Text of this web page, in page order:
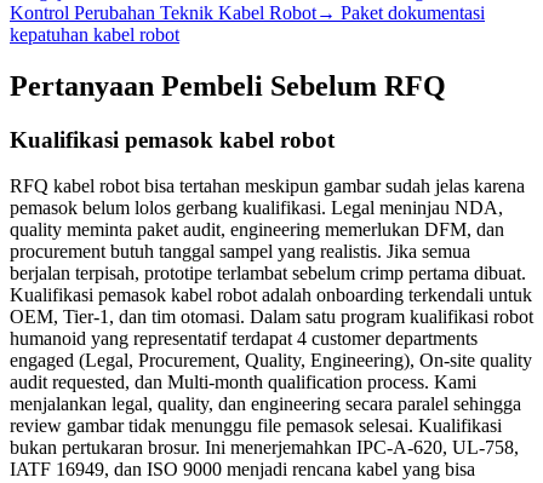
Kontrol Perubahan Teknik Kabel Robot→ Paket dokumentasi
kepatuhan kabel robot
Pertanyaan Pembeli Sebelum RFQ
Kualifikasi pemasok kabel robot
RFQ kabel robot bisa tertahan meskipun gambar sudah jelas karena
pemasok belum lolos gerbang kualifikasi. Legal meninjau NDA,
quality meminta paket audit, engineering memerlukan DFM, dan
procurement butuh tanggal sampel yang realistis. Jika semua
berjalan terpisah, prototipe terlambat sebelum crimp pertama dibuat.
Kualifikasi pemasok kabel robot adalah onboarding terkendali untuk
OEM, Tier-1, dan tim otomasi. Dalam satu program kualifikasi robot
humanoid yang representatif terdapat 4 customer departments
engaged (Legal, Procurement, Quality, Engineering), On-site quality
audit requested, dan Multi-month qualification process. Kami
menjalankan legal, quality, dan engineering secara paralel sehingga
review gambar tidak menunggu file pemasok selesai. Kualifikasi
bukan pertukaran brosur. Ini menerjemahkan IPC-A-620, UL-758,
IATF 16949, dan ISO 9000 menjadi rencana kabel yang bisa